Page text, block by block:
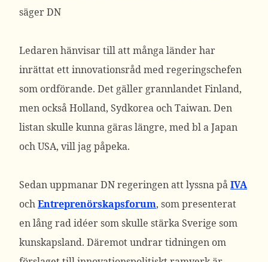
säger DN
Ledaren hänvisar till att många länder har
inrättat ett innovationsråd med regeringschefen
som ordförande. Det gäller grannlandet Finland,
men också Holland, Sydkorea och Taiwan. Den
listan skulle kunna gäras längre, med bl a Japan
och USA, vill jag påpeka.
Sedan uppmanar DN regeringen att lyssna påIVA
ochEntreprenörskapsforum, som presenterat
en lång rad idéer som skulle stärka Sverige som
kunskapsland. Däremot undrar tidningen om